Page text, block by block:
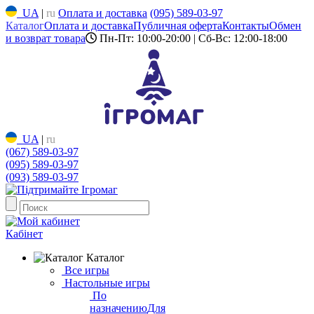
UA | ru Оплата и доставка (095) 589-03-97
КаталогОплата и доставкаПубличная офертаКонтактыОбмен
и возврат товара
Пн-Пт: 10:00-20:00 | Сб-Вс: 12:00-18:00
UA | ru
(067) 589-03-97
(095) 589-03-97
(093) 589-03-97
Кабінет
Каталог
Все игры
Настольные игры
По
назначениюДля